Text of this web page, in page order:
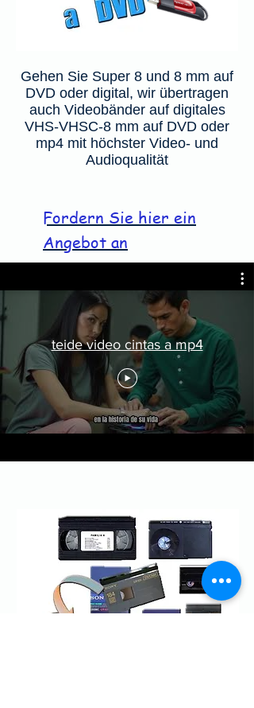
Gehen Sie Super 8 und 8 mm auf
DVD oder digital, wir übertragen
auch Videobänder auf digitales
VHS-VHSC-8 mm auf DVD oder
mp4 mit höchster Video- und
Audioqualität
Fordern Sie hier ein
Angebot an
teide video cintas a mp4
digitalisieren super 8